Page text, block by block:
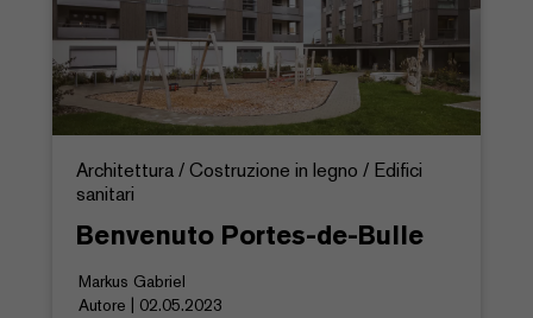
Architettura / Costruzione in legno / Edifici
sanitari
Benvenuto Portes-de-Bulle
Markus Gabriel
Autore | 02.05.2023